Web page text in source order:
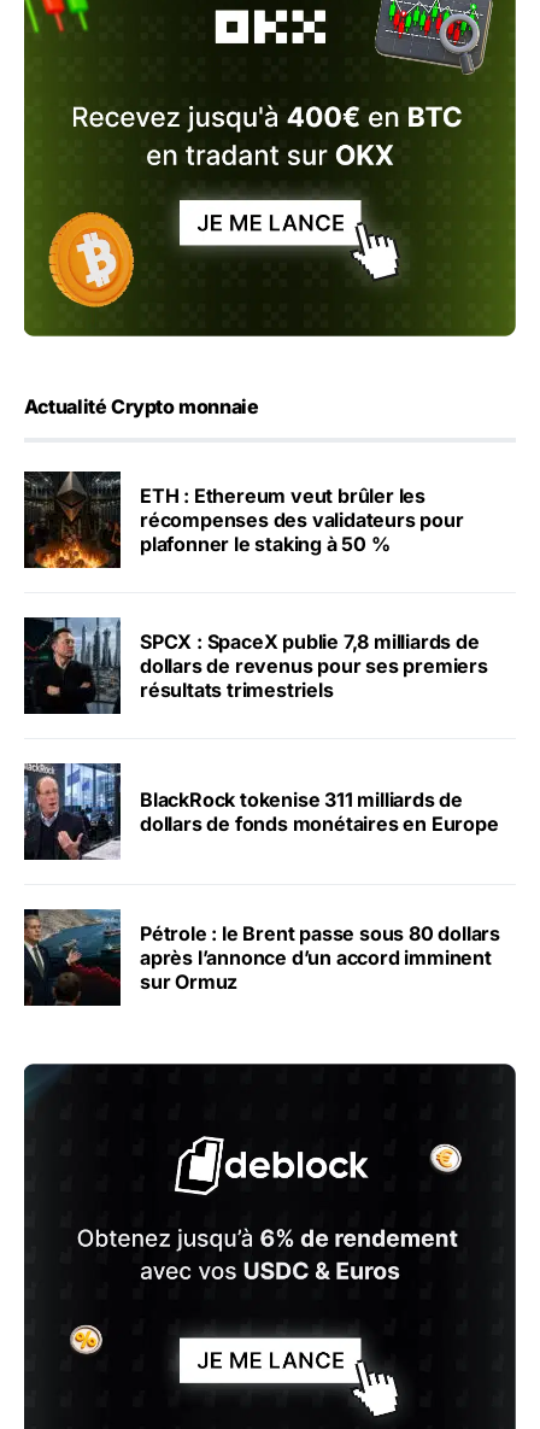
Actualité Crypto monnaie
ETH : Ethereum veut brûler les
récompenses des validateurs pour
plafonner le staking à 50 %
SPCX : SpaceX publie 7,8 milliards de
dollars de revenus pour ses premiers
résultats trimestriels
BlackRock tokenise 311 milliards de
dollars de fonds monétaires en Europe
Pétrole : le Brent passe sous 80 dollars
après l’annonce d’un accord imminent
sur Ormuz